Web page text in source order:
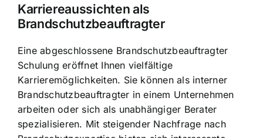
Karriereaussichten als
Brandschutzbeauftragter
Eine abgeschlossene Brandschutzbeauftragter
Schulung eröffnet Ihnen vielfältige
Karrieremöglichkeiten. Sie können als interner
Brandschutzbeauftragter in einem Unternehmen
arbeiten oder sich als unabhängiger Berater
spezialisieren. Mit steigender Nachfrage nach